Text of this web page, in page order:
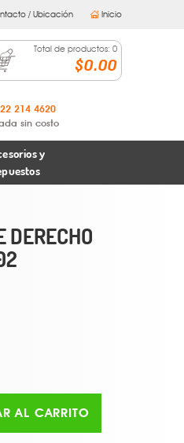
/ Ubicación Inicio
Total de productos: 0
$0.00
214 4620
sin costo
y
DERECHO
AL CARRITO